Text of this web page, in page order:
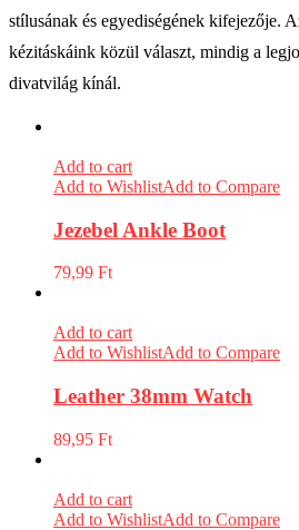
stílusának és egyediségének kifejezője.
kézitáskáink közül választ, mindig a
divatvilág kínál.
Add to cart
Add to WishlistAdd to Compare
Jezebel Ankle Boot
79,99 Ft
Add to cart
Add to WishlistAdd to Compare
Leather 38mm Watch
89,95 Ft
Add to cart
Add to WishlistAdd to Compare